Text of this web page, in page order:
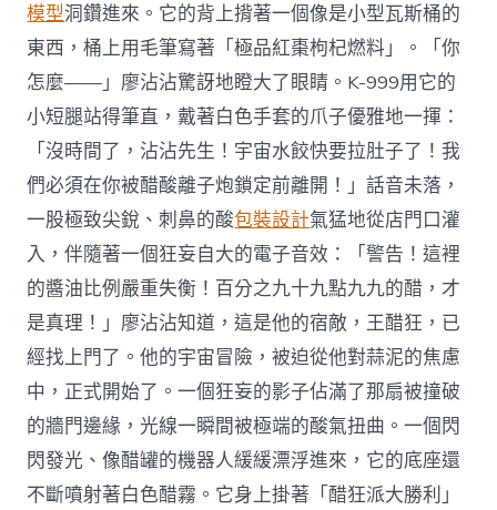
模型洞鑽進來。它的背上揹著一個像是小型瓦斯桶的
東西，桶上用毛筆寫著「極品紅棗枸杞燃料」。「你
怎麼——」廖沾沾驚訝地瞪大了眼睛。K-999用它的
小短腿站得筆直，戴著白色手套的爪子優雅地一揮：
「沒時間了，沾沾先生！宇宙水餃快要拉肚子了！我
們必須在你被醋酸離子炮鎖定前離開！」話音未落，
一股極致尖銳、刺鼻的酸包裝設計氣猛地從店門口灌
入，伴隨著一個狂妄自大的電子音效：「警告！這裡
的醬油比例嚴重失衡！百分之九十九點九九的醋，才
是真理！」廖沾沾知道，這是他的宿敵，王醋狂，已
經找上門了。他的宇宙冒險，被迫從他對蒜泥的焦慮
中，正式開始了。一個狂妄的影子佔滿了那扇被撞破
的牆門邊緣，光線一瞬間被極端的酸氣扭曲。一個閃
閃發光、像醋罐的機器人緩緩漂浮進來，它的底座還
不斷噴射著白色醋霧。它身上掛著「醋狂派大勝利」